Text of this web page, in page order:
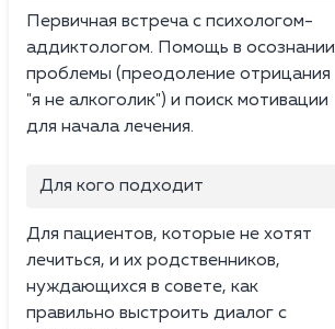
Первичная встреча с психологом-
аддиктологом. Помощь в осознании
проблемы (преодоление отрицания
"я не алкоголик") и поиск мотивации
для начала лечения.
Для кого подходит
Для пациентов, которые не хотят
лечиться, и их родственников,
нуждающихся в совете, как
правильно выстроить диалог с